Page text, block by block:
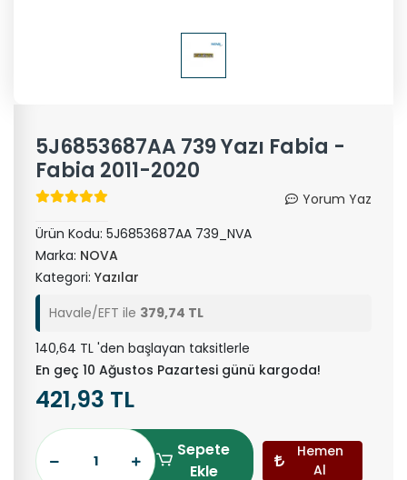
5J6853687AA 739 Yazı Fabia -
Fabia 2011-2020
Yorum Yaz
Ürün Kodu: 5J6853687AA 739_NVA
Marka: NOVA
Kategori: Yazılar
Havale/EFT ile 379,74 TL
140,64 TL 'den başlayan taksitlerle
En geç 10 Ağustos Pazartesi günü kargoda!
421,93 TL
Sepete
Ekle
Hemen
Al